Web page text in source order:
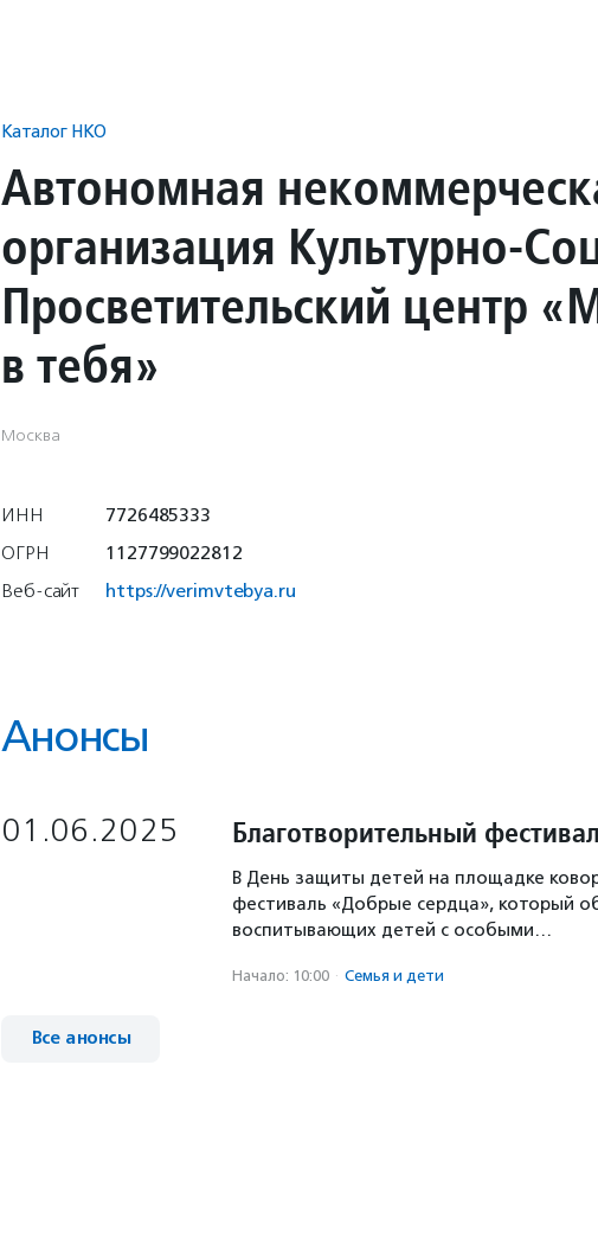
Каталог НКО
Автономная
организация Культурно-
Просветительский центр
в тебя»
Москва
ИНН
7726485333
ОГРН
1127799022812
Веб-сайт
https://verimvtebya.ru
Анонсы
01.06.2025 Благотворительный
В День защиты детей на площадке
фестиваль «Добрые сердца», который
воспитывающих детей с особыми…
Начало: 10:00 · Семья и дети
Все анонсы